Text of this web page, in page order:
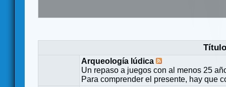
Título
Arqueología lúdica
Un repaso a juegos con al menos 25
Para comprender el presente, hay que